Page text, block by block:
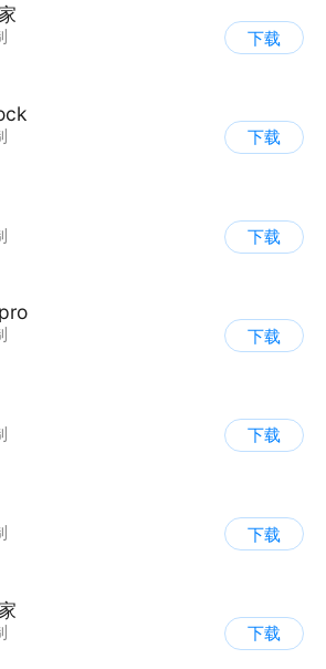
下载
下载
下载
下载
下载
下载
下载